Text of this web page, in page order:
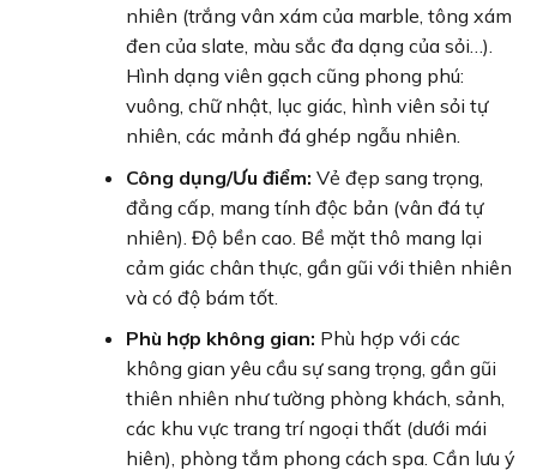
nhiên (trắng vân xám của marble, tông xám
đen của slate, màu sắc đa dạng của sỏi…).
Hình dạng viên gạch cũng phong phú:
vuông, chữ nhật, lục giác, hình viên sỏi tự
nhiên, các mảnh đá ghép ngẫu nhiên.
Công dụng/Ưu điểm: Vẻ đẹp sang trọng,
đẳng cấp, mang tính độc bản (vân đá tự
nhiên). Độ bền cao. Bề mặt thô mang lại
cảm giác chân thực, gần gũi với thiên nhiên
và có độ bám tốt.
Phù hợp không gian: Phù hợp với các
không gian yêu cầu sự sang trọng, gần gũi
thiên nhiên như tường phòng khách, sảnh,
các khu vực trang trí ngoại thất (dưới mái
hiên), phòng tắm phong cách spa. Cần lưu ý